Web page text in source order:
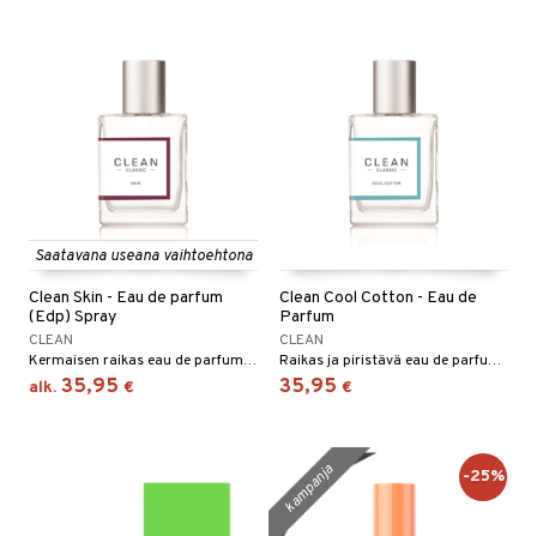
Saatavana useana vaihtoehtona
Clean Skin - Eau de parfum
(Edp) Spray
CLEAN
Kermaisen raikas eau de parfum Cleanilta
alk. 35,95 €
Clean Cool Cotton - Eau de
Parfum
CLEAN
Raikas ja piristävä eau de parfum Cleanilta
35,95 €
kampanja -25%